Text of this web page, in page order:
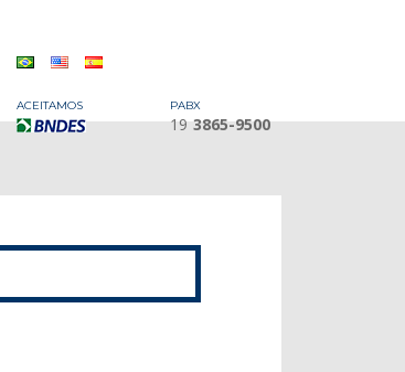
ACEITAMOS PABX
19 3865-9500